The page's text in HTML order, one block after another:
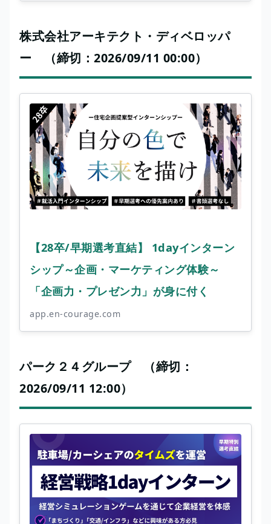
株式会社アーキテクト・ディベロッパ
ー （締切：2026/09/11 00:00）
【28卒/早期選考直結】 1dayインターン
シップ～企画・マーケティング体験～
「企画力・プレゼン力」が身に付く
app.en-courage.com
パーク２４グループ （締切：
2026/09/11 12:00）